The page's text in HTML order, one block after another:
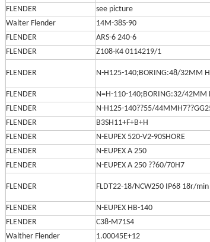
FLENDER
see picture
Walter Flender
14M-38S-90
FLENDER
ARS-6 240-6
FLENDER
Z108-K4 0114219/1
FLENDER N-H125-140;BORING:48/32MM
FLENDER
N=H-110-140;BORING:32/42MM
FLENDER
N-H125-140??55/
FLENDER
B3SH11+F+B+H
FLENDER
N-EUPEX 520-V2-90SHORE
FLENDER
N-EUPEX A 250
FLENDER
N-EUPEX A 250 ??60/70H7
FLENDER FLDT22-18/NCW250 IP68 18r/
FLENDER
N-EUPEX HB-140
FLENDER
C38-M71S4
Walther Flender
1.00045E+12